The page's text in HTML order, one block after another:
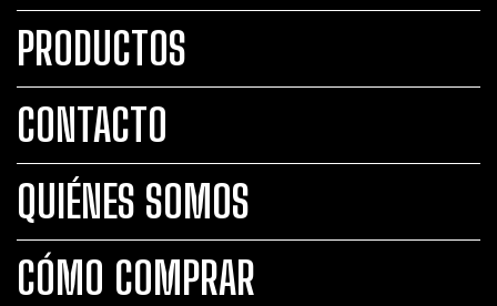
PRODUCTOS
CONTACTO
QUIÉNES SOMOS
CÓMO COMPRAR